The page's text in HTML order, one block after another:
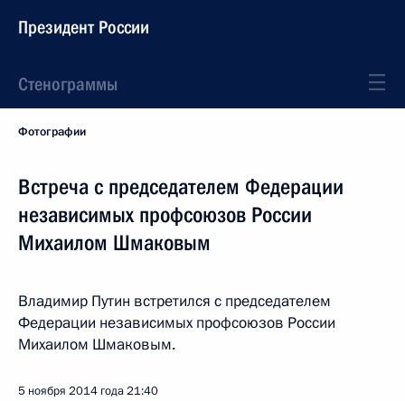
Президент России
Стенограммы
Фотографии
Встреча с председателем Федерации
независимых профсоюзов России
Михаилом Шмаковым
Владимир Путин встретился с председателем
Федерации независимых профсоюзов России
Михаилом Шмаковым.
5 ноября 2014 года21:40